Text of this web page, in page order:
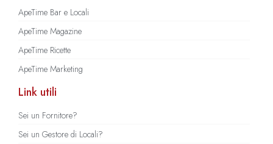
ApeTime Bar e Locali
ApeTime Magazine
ApeTime Ricette
ApeTime Marketing
Link utili
Sei un Fornitore?
Sei un Gestore di Locali?